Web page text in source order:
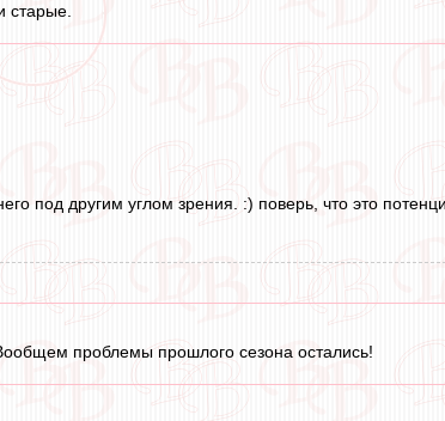
старые.
под другим углом зрения. :) поверь, что это
проблемы прошлого сезона остались!